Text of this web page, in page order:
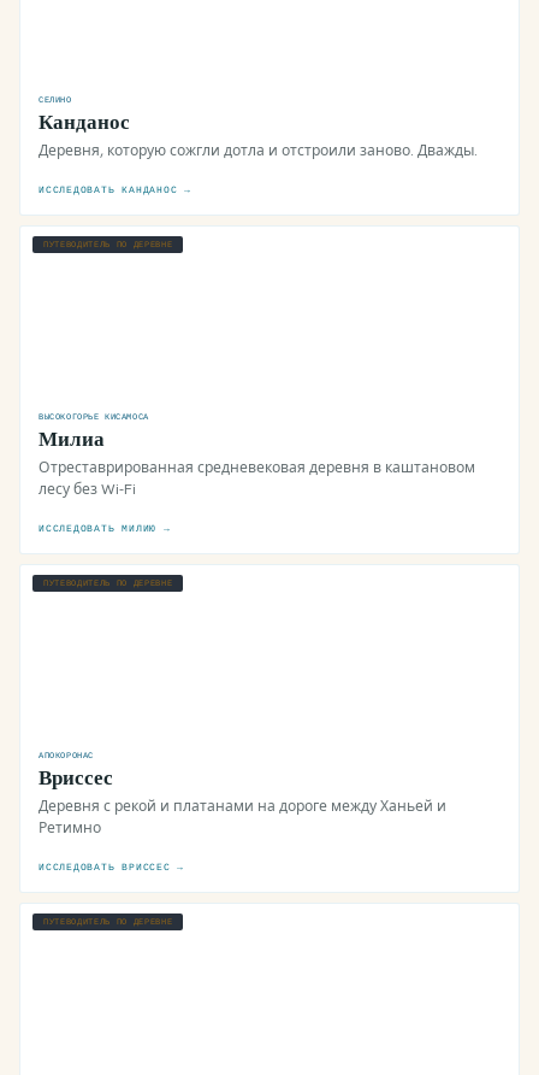
СЕЛИНО
Канданос
Деревня, которую сожгли дотла и отстроили заново. Дважды.
ИССЛЕДОВАТЬ КАНДАНОС →
ПУТЕВОДИТЕЛЬ ПО ДЕРЕВНЕ
ВЫСОКОГОРЬЕ КИСАМОСА
Милиа
Отреставрированная средневековая деревня в каштановом
лесу без Wi-Fi
ИССЛЕДОВАТЬ МИЛИЮ →
ПУТЕВОДИТЕЛЬ ПО ДЕРЕВНЕ
АПОКОРОНАС
Вриссес
Деревня с рекой и платанами на дороге между Ханьей и
Ретимно
ИССЛЕДОВАТЬ ВРИССЕС →
ПУТЕВОДИТЕЛЬ ПО ДЕРЕВНЕ